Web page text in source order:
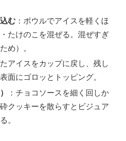
む ：ボウルでアイスを軽くほ
たけのこを混ぜる。混ぜすぎ
め）。
たアイスをカップに戻し、残し
面にゴロッとトッピング。
：チョコソースを細く回しか
クッキーを散らすとビジュア
。